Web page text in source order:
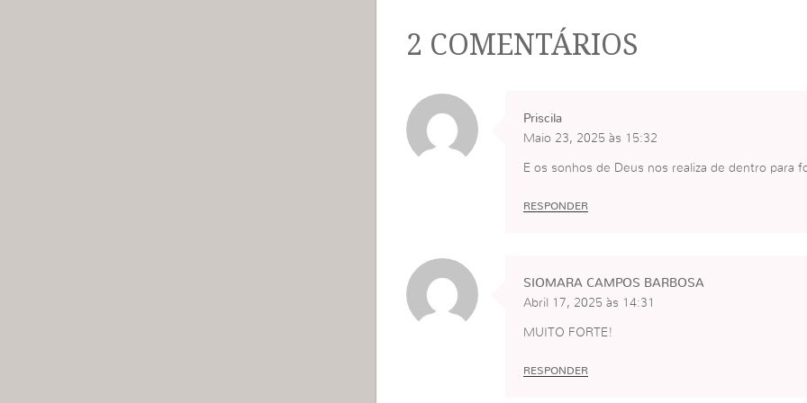
2 COMENTÁRIOS
Priscila
Maio 23, 2025 às 15:32
E os sonhos de Deus nos realiza de dentro para
RESPONDER
SIOMARA CAMPOS BARBOSA
Abril 17, 2025 às 14:31
MUITO FORTE!
RESPONDER